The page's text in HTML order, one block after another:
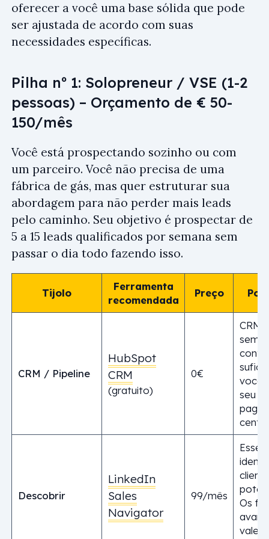
oferecer a você uma base sólida que pode
ser ajustada de acordo com suas
necessidades específicas.
Pilha nº 1: Solopreneur / VSE (1-2
pessoas) – Orçamento de € 50-
150/mês
Você está prospectando sozinho ou com
um parceiro. Você não precisa de uma
fábrica de gás, mas quer estruturar sua
abordagem para não perder mais leads
pelo caminho. Seu objetivo é prospectar de
5 a 15 leads qualificados por semana sem
passar o dia todo fazendo isso.
Tijolo
Ferramenta
recomendada
Preço Por
CRM / Pipeline
HubSpot
CRM
(gratuito)
0€
CRM
sem
você
seu
Descobrir
LinkedIn
Sales
Navigator
99/mês
Os